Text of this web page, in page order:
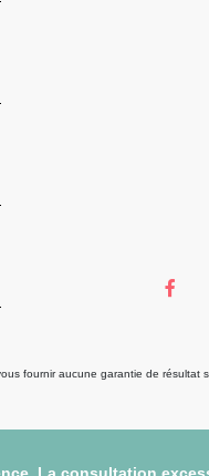
fournir aucune garantie de résultat